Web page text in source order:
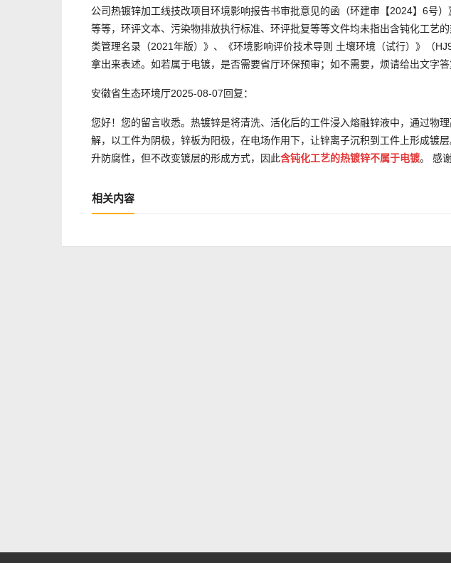
公司热镀锌加工线技改项目环境影响报告书审批意见的函（环建审【2024】6号
等等，环评文本、污染物排放执行标准、环评批复等等文件均未指出含钝化工艺
类管理名录（2021年版）》、《环境影响评价技术导则 土壤环境（试行）》（
拿出来表述。如若属于电镀，是否需要省厅环保预审；如不需要，烦请给出文字
安徽省生态环境厅2025-08-07回复：
您好！您的留言收悉。热镀锌是将清洗、活化后的工件浸入熔融锌液中，通过物
解，以工件为阴极，锌板为阳极，在电场作用下，让锌离子沉积到工件上形成镀
升防腐性，但不改变镀层的形成方式，因此含钝化工艺的热镀锌不属于电镀。 感
相关内容